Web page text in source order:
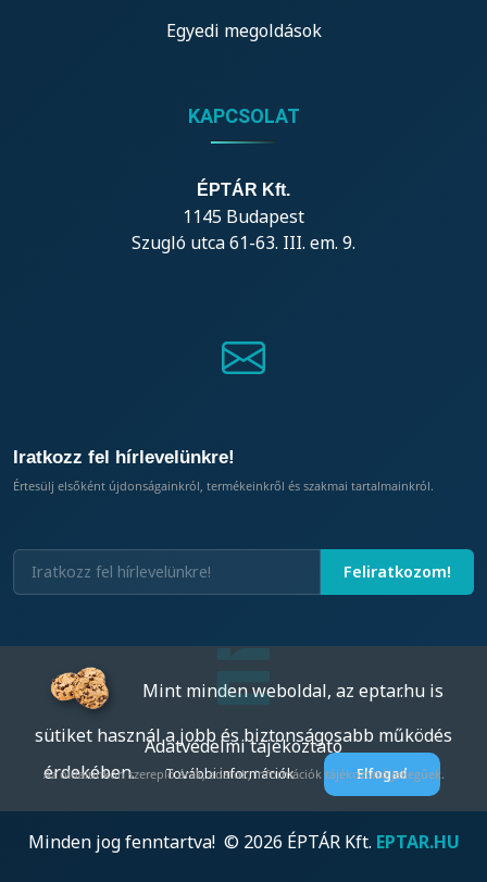
Egyedi megoldások
KAPCSOLAT
ÉPTÁR Kft.
1145 Budapest
Szugló utca 61-63. III. em. 9.
Iratkozz fel hírlevelünkre!
Értesülj elsőként újdonságainkról, termékeinkről és szakmai tartalmainkról.
Adatvédelmi tájékoztató
Az oldalunkon szereplő árak, adatok, információk tájékoztató jellegűek.
Minden jog fenntartva! © 2026 ÉPTÁR Kft. EPTAR.HU
Mint minden weboldal, az eptar.hu is
sütiket használ a jobb és biztonságosabb működés
érdekében.További információk Elfogad